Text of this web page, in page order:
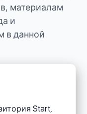
материалам
и
в данной
Start,